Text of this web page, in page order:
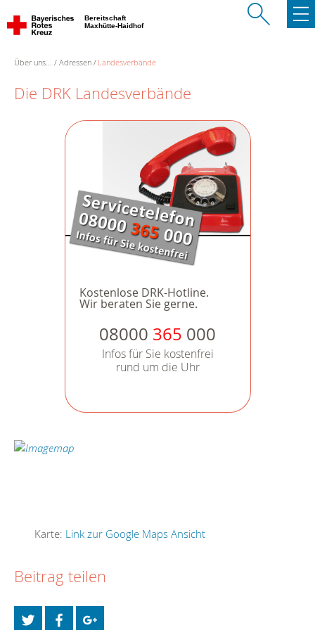
Bereitschaft
Maxhütte-Haidhof
Über uns... Adressen Landesverbände
Die DRK Landesverbände
Kostenlose DRK-Hotline.
Wir beraten Sie gerne.
08000 365 000
Infos für Sie kostenfrei
rund um die Uhr
Karte: Link zur Google Maps Ansicht
Beitrag teilen